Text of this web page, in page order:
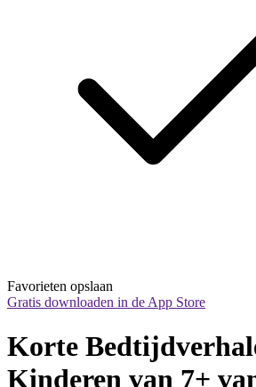
Favorieten opslaan
Gratis downloaden in de App Store
Korte
Kinderen van 7+